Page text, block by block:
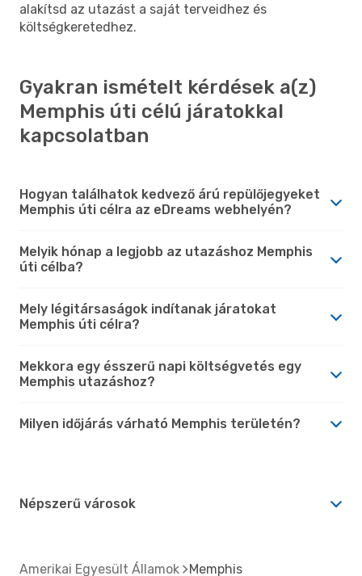
alakítsd az utazást a saját terveidhez és
költségkeretedhez.
Gyakran ismételt kérdések a(z)
Memphis úti célú járatokkal
kapcsolatban
Hogyan találhatok kedvező árú repülőjegyeket
Memphis úti célra az eDreams webhelyén?
Melyik hónap a legjobb az utazáshoz Memphis
úti célba?
Mely légitársaságok indítanak járatokat
Memphis úti célra?
Mekkora egy ésszerű napi költségvetés egy
Memphis utazáshoz?
Milyen időjárás várható Memphis területén?
Népszerű városok
Amerikai Egyesült Államok Memphis